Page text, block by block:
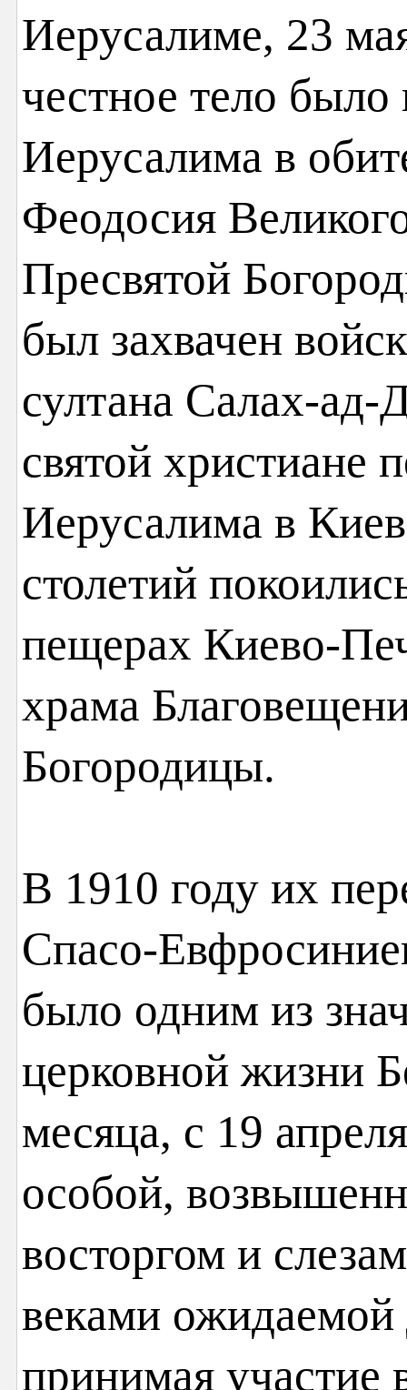
Иерусалиме, 23
честное тело было
Иерусалима в
Феодосия
Пресвятой
был захвачен
султана Салах-
святой христиане
Иерусалима в
столетий
пещерах Киево-
храма
Богородицы.
В 1910 году их
Спасо-
было одним из
церковной жизни
месяца, с 19
особой,
восторгом и
веками ожидаемой
принимая участие